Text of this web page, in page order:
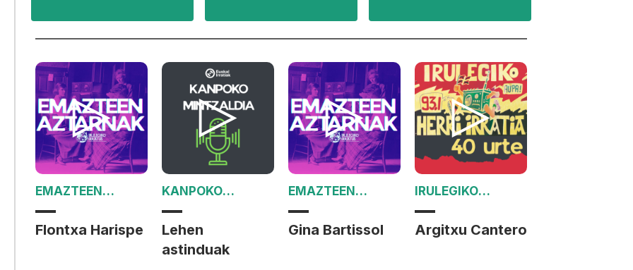
EMAZTEEN
AZTARNAK
Flontxa Harispe
KANPOKO
MINTZALDIA
Lehen
astinduak
EMAZTEEN
AZTARNAK
Gina Bartissol
IRULEGIKO
IRRATIAK 40 URTE
Argitxu Cantero